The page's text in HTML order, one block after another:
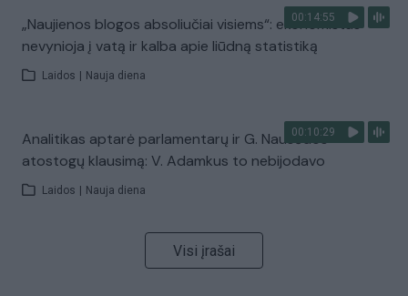
00:14:55
„Naujienos blogos absoliučiai visiems“: ekonomistas
nevynioja į vatą ir kalba apie liūdną statistiką
Laidos Nauja diena
00:10:29
Analitikas aptarė parlamentarų ir G. Nausėdos
atostogų klausimą: V. Adamkus to nebijodavo
Laidos Nauja diena
Visi įrašai